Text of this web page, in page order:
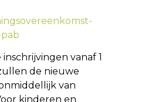
vanaf 1
de nieuwe
van
kinderen en